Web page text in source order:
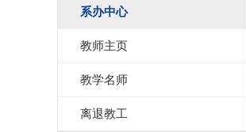
系办中心
教师主页
教学名师
离退教工